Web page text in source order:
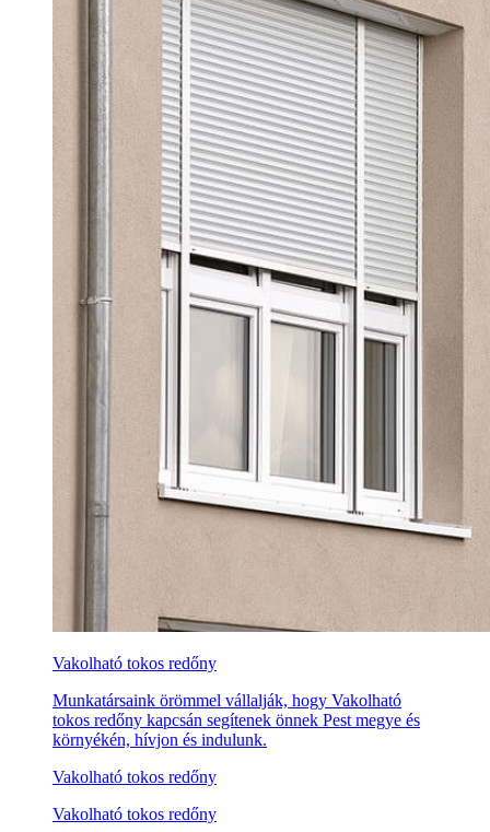
Vakolható tokos redőny
Munkatársaink örömmel vállalják, hogy Vakolható
tokos redőny kapcsán segítenek önnek Pest megye és
környékén, hívjon és indulunk.
Vakolható tokos redőny
Vakolható tokos redőny